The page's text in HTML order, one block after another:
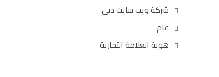
شركة ويب سايت دبي
عام
هوية العلامة التجارية